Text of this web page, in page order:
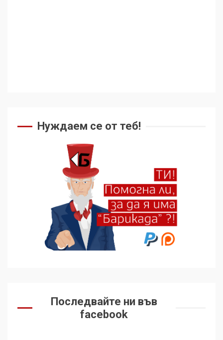
Нуждаем се от теб!
Последвайте ни във
facebook